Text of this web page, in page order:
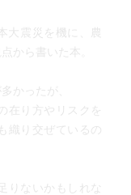
大震災を機に、農
から書いた本。
かったが、
在り方やリスクを
織り交ぜているの
りないかもしれな